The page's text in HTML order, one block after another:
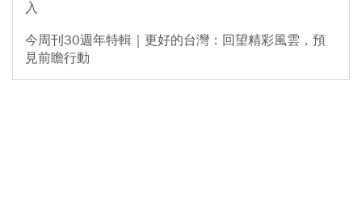
入
今周刊30週年特輯｜更好的台灣：回望精彩風雲，預
見前瞻行動